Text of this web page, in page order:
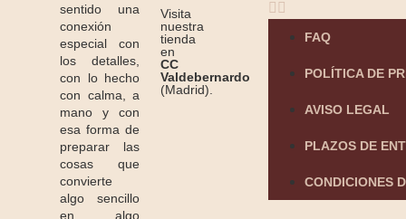
sentido una
conexión
especial con
los detalles,
con lo hecho
con calma, a
mano y con
esa forma de
preparar las
cosas que
convierte
algo sencillo
en algo
Visita
nuestra
tienda
en
CC
Valdebernardo
(Madrid).
FAQ
POLÍTICA DE
AVISO LEGAL
PLAZOS DE
CONDICIONES